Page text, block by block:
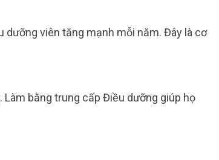
dưỡng viên tăng mạnh mỗi năm. Đây là cơ
bằng trung cấp Điều dưỡng giúp họ